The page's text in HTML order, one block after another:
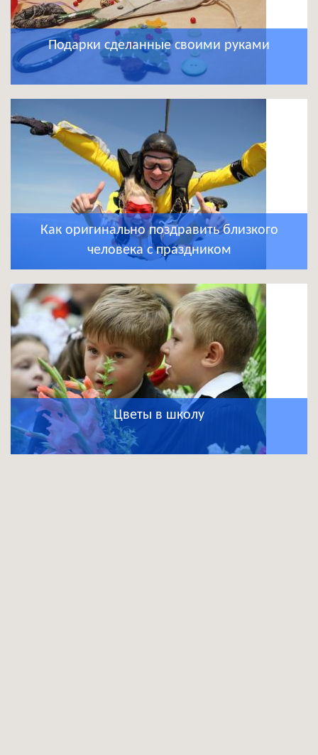
Подарки сделанные своими руками
Как оригинально поздравить близкого
человека с праздником
Цветы в школу